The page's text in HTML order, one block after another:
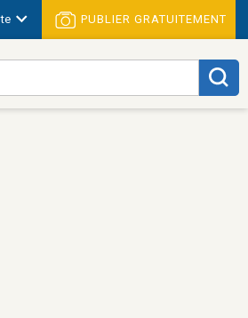
PUBLIER GRATUITEMENT